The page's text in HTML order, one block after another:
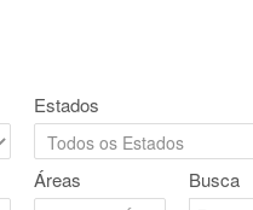
Estados
Áreas Busca